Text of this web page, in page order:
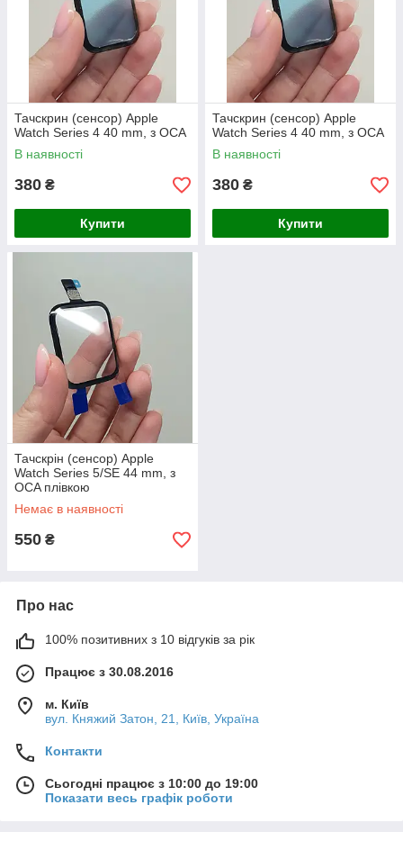
Тачскрин (сенсор) Apple
Watch Series 4 40 mm, з OCA
В наявності
380 ₴
Купити
Тачскрин (сенсор) Apple
Watch Series 4 40 mm, з OCA
В наявності
380 ₴
Купити
Тачскрін (сенсор) Apple
Watch Series 5/SE 44 mm, з
OCA плівкою
Немає в наявності
550 ₴
Про нас
100% позитивних з 10 відгуків за рік
Працює з 30.08.2016
м. Київ
вул. Княжий Затон, 21, Київ, Україна
Контакти
Сьогодні працює з 10:00 до 19:00
Показати весь графік роботи